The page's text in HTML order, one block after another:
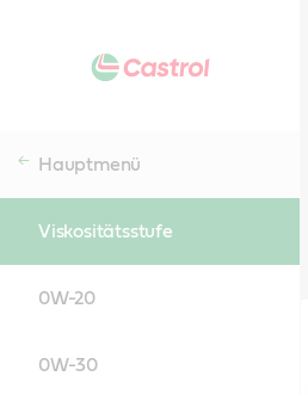
Hauptmenü
Viskositätsstufe
0W-20
0W-30